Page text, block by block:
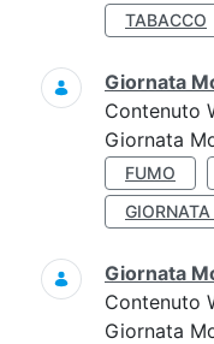
TABACCO
Giornata
Contenuto
Giornata
FUMO
Giornata
Contenuto
Giornata